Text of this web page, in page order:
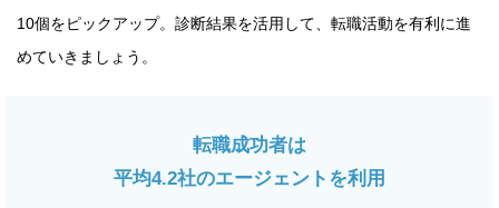
10個をピックアップ。診断結果を活用して、転職活動を有利に進
めていきましょう。
転職成功者は
平均4.2社のエージェントを利用